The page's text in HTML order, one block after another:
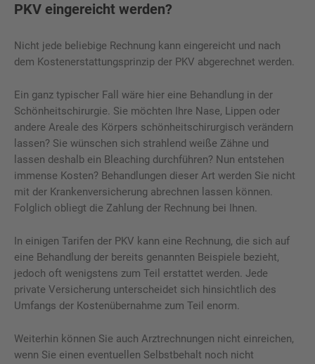
PKV eingereicht werden?
Nicht jede beliebige Rechnung kann eingereicht und nach
dem Kostenerstattungsprinzip der PKV abgerechnet werden.
Ein ganz typischer Fall wäre hier eine Behandlung in der
Schönheitschirurgie. Sie möchten Ihre Nase, Lippen oder
andere Areale des Körpers schönheitschirurgisch verändern
lassen? Sie wünschen sich strahlend weiße Zähne und
lassen deshalb ein Bleaching durchführen? Nun entstehen
immense Kosten? Behandlungen dieser Art werden Sie nicht
mit der Krankenversicherung abrechnen lassen können.
Folglich obliegt die Zahlung der Rechnung bei Ihnen.
In einigen Tarifen der PKV kann eine Rechnung, die sich auf
eine Behandlung der bereits genannten Beispiele bezieht,
jedoch oft wenigstens zum Teil erstattet werden. Jede
private Versicherung unterscheidet sich hinsichtlich des
Umfangs der Kostenübernahme zum Teil enorm.
Weiterhin können Sie auch Arztrechnungen nicht einreichen,
wenn Sie einen eventuellen Selbstbehalt noch nicht